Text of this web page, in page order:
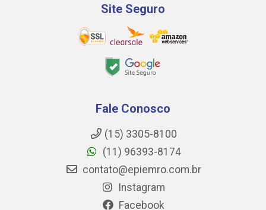
Site Seguro
Fale Conosco
(15) 3305-8100
(11) 96393-8174
contato@epiemro.com.br
Instagram
Facebook